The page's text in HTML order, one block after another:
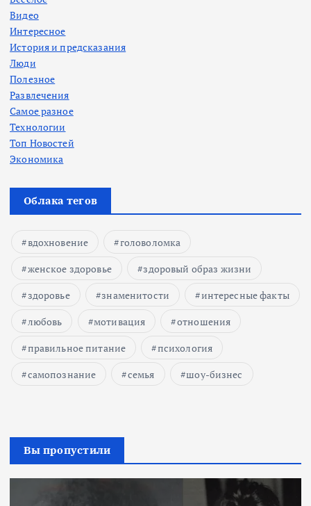
Видео
Интересное
История и предсказания
Люди
Полезное
Развлечения
Самое разное
Технологии
Топ Новостей
Экономика
Облака тегов
вдохновение
головоломка
женское здоровье
здоровый образ жизни
здоровье
знаменитости
интересные факты
любовь
мотивация
отношения
правильное питание
психология
самопознание
семья шоу-бизнес
Вы пропустили